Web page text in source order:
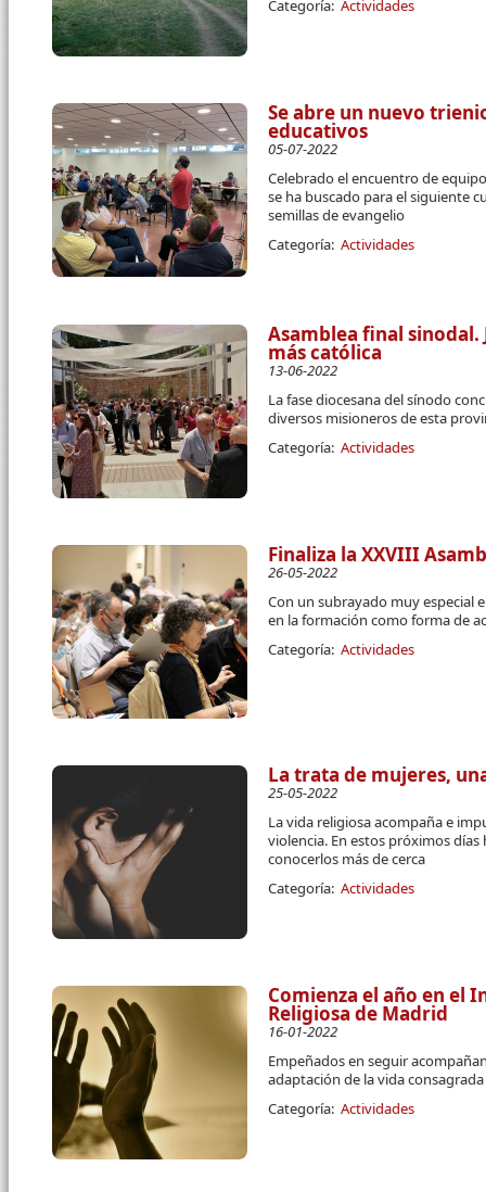
Categoría: Actividades
Se abre un nuevo
educativos
05-07-2022
Celebrado el encuentro de
se ha buscado para el siguiente
semillas de evangelio
Categoría: Actividades
Asamblea final
más católica
13-06-2022
La fase diocesana del sínodo
diversos misioneros de esta
Categoría: Actividades
Finaliza la XXVIII
26-05-2022
Con un subrayado muy especial
en la formación como forma de
Categoría: Actividades
La trata de mujeres,
25-05-2022
La vida religiosa acompaña e
violencia. En estos próximos
conocerlos más de cerca
Categoría: Actividades
Comienza el año en el
Religiosa de Madrid
16-01-2022
Empeñados en seguir
adaptación de la vida consagrada
Categoría: Actividades